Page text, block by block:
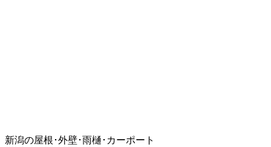
新潟の屋根･外壁･雨樋･カーポート